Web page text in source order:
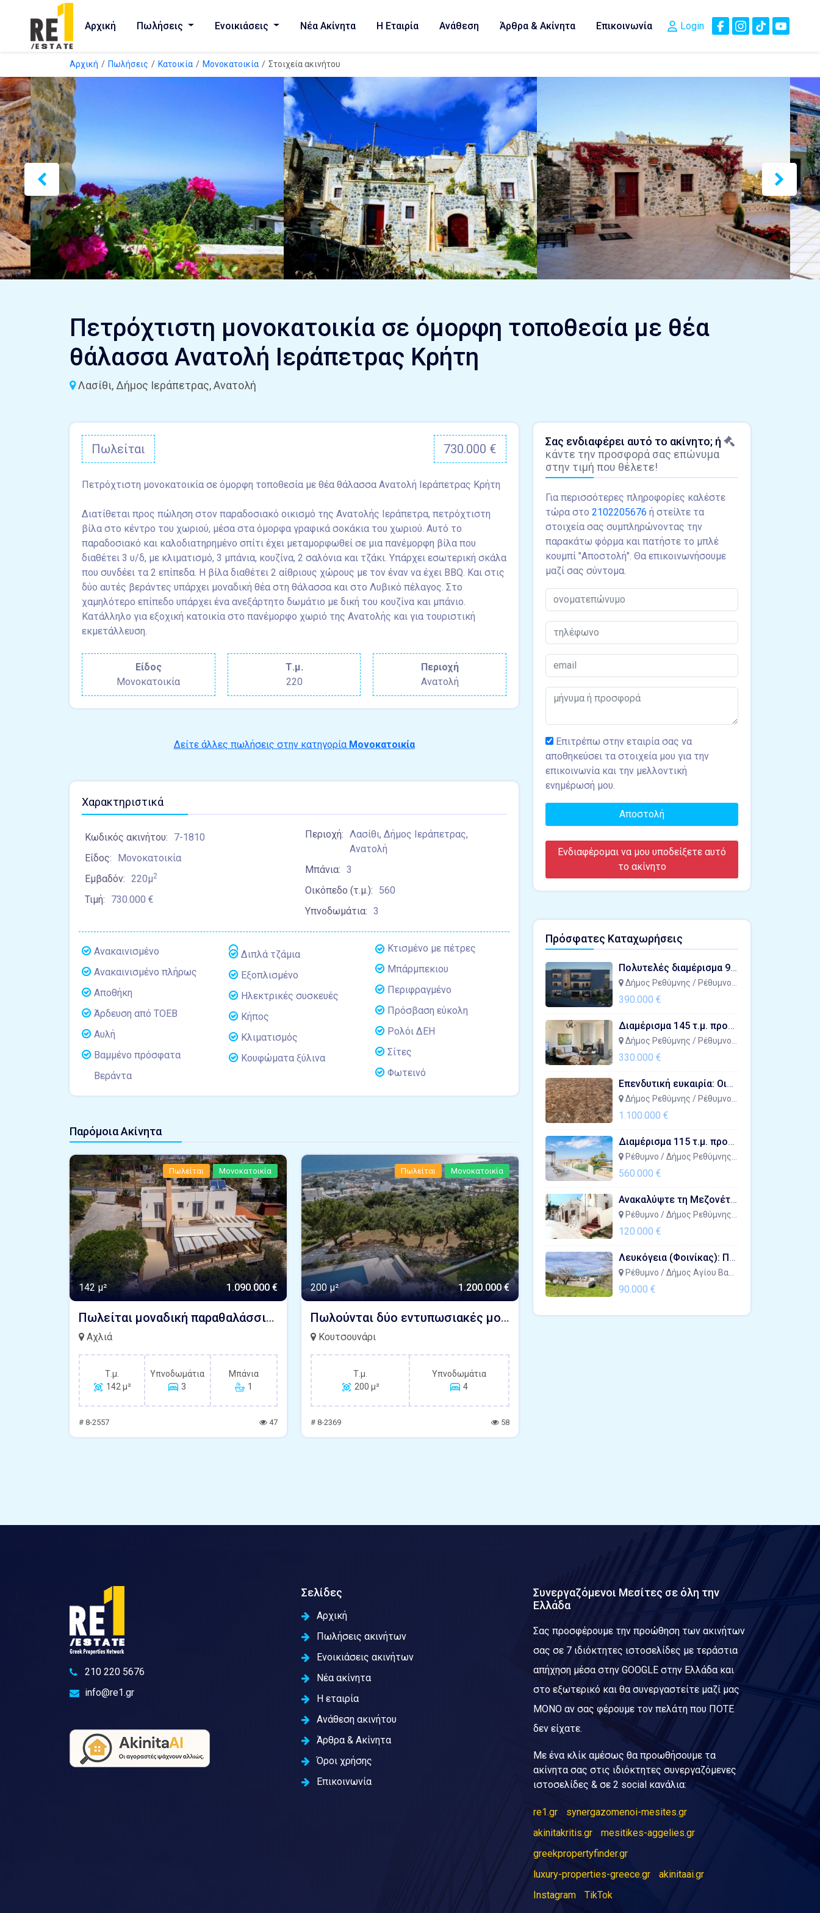
Αρχική Πωλήσεις Ενοικιάσεις Νέα Ακίνητα Η Εταιρία Ανάθεση Άρθρα & Ακίνητα Επικοινωνία Login
Αρχική Πωλήσεις Κατοικία Μονοκατοικία Στοιχεία ακινήτου
Πετρόχτιστη μονοκατοικία σε όμορφη τοποθεσία με θέα
θάλασσα Ανατολή Ιεράπετρας Κρήτη
Λασίθι, Δήμος Ιεράπετρας, Ανατολή
Πωλείται 730.000 €
Πετρόχτιστη μονοκατοικία σε όμορφη τοποθεσία με θέα θάλασσα Ανατολή Ιεράπετρας Κρήτη
Διατίθεται προς πώληση στον παραδοσιακό οικισμό της Ανατολής Ιεράπετρα, πετρόχτιστη
βίλα στο κέντρο του χωριού, μέσα στα όμορφα γραφικά σοκάκια του χωριού. Αυτό το
παραδοσιακό και καλοδιατηρημένο σπίτι έχει μεταμορφωθεί σε μια πανέμορφη βίλα που
διαθέτει 3 υ/δ, με κλιματισμό, 3 μπάνια, κουζίνα, 2 σαλόνια και τζάκι. Υπάρχει εσωτερική σκάλα
που συνδέει τα 2 επίπεδα. Η βίλα διαθέτει 2 αίθριους χώρους με τον έναν να έχει BBQ. Και στις
δύο αυτές βεράντες υπάρχει μοναδική θέα στη θάλασσα και στο Λυβικό πέλαγος. Στο
χαμηλότερο επίπεδο υπάρχει ένα ανεξάρτητο δωμάτιο με δική του κουζίνα και μπάνιο.
Κατάλληλο για εξοχική κατοικία στο πανέμορφο χωριό της Ανατολής και για τουριστική
εκμετάλλευση.
Είδος
Μονοκατοικία
Τ.μ.
220
Περιοχή
Ανατολή
Δείτε άλλες πωλήσεις στην κατηγορία Μονοκατοικία
Χαρακτηριστικά
Κωδικός ακινήτου:
7-1810
Είδος:
Μονοκατοικία
Εμβαδόν: 220μ2
Τιμή: 730.000 €
Περιοχή: Λασίθι, Δήμος Ιεράπετρας,
Ανατολή
Μπάνια: 3
Οικόπεδο (τ.μ.):
560
Υπνοδωμάτια: 3
Ανακαινισμένο
Ανακαινισμένο πλήρως
Αποθήκη
Άρδευση από ΤΟΕΒ
Αυλή
Βαμμένο πρόσφατα
Βεράντα
Διπλά τζάμια
Εξοπλισμένο
Ηλεκτρικές συσκευές
Κήπος
Κλιματισμός
Κουφώματα ξύλινα
Κτισμένο με πέτρες
Μπάρμπεκιου
Περιφραγμένο
Πρόσβαση εύκολη
Ρολόι ΔΕΗ
Σίτες
Φωτεινό
Παρόμοια Ακίνητα
Πωλείται Μονοκατοικία
142 μ² 1.090.000 €
Πωλείται μοναδική παραθαλάσσια μονοκατοικία με καταπληκτική θέα θάλασσα Γαλήνη Ιεράπετρας Κρήτης
Αχλιά
Τ.μ.
142 μ²
Υπνοδωμάτια
3
Μπάνια
1
# 8-2557 47
Πωλείται Μονοκατοικία
200 μ² 1.200.000 €
Πωλούνται δύο εντυπωσιακές μονοκατοικίες με πισίνα, πανέμορφο κήπο και ανεμπόδιστη θέα θάλασσα Κουτσουνάρι Ιεράπετρας Κρήτη
Κουτσουνάρι
Τ.μ.
200 μ²
Υπνοδωμάτια
4
# 8-2369 58
Σας ενδιαφέρει αυτό το ακίνητο; ή
κάντε την προσφορά σας επώνυμα
στην τιμή που θέλετε!
Για περισσότερες πληροφορίες καλέστε
τώρα στο 2102205676 ή στείλτε τα
στοιχεία σας συμπληρώνοντας την
παρακάτω φόρμα και πατήστε το μπλέ
κουμπί "Αποστολή". Θα επικοινωνήσουμε
μαζί σας σύντομα.
Επιτρέπω στην εταιρία σας να
αποθηκεύσει τα στοιχεία μου για την
επικοινωνία και την μελλοντική
ενημέρωσή μου.
Αποστολή
Ενδιαφέρομαι να μου υποδείξετε αυτό
το ακίνητο
Πρόσφατες Καταχωρήσεις
Πολυτελές διαμέρισμα 94 τ.μ. στον Μασταμπά (Ρέθυμνο) με γκαράζ και αποθήκη
Δήμος Ρεθύμνης / Ρέθυμνο / Μασταμπάς
390.000 €
Διαμέρισμα 145 τ.μ. προς πώληση στον Μασταμπά (Ρέθυμνο) - Ιδανικό για επένδυση
Δήμος Ρεθύμνης / Ρέθυμνο / Μασταμπάς
330.000 €
Επενδυτική ευκαιρία: Οικόπεδο 2542 τ.μ. στην Πλατανιά (Ρέθυμνο) 50 μέτρα από τη Μάχης Κρήτης
Δήμος Ρεθύμνης / Ρέθυμνο / Πλατανιάς
1.100.000 €
Διαμέρισμα 115 τ.μ. προς πώληση στην Εβλιγιάς - Καλλιθέα, με 3 υπνοδωμάτια και βεράντα
Ρέθυμνο / Δήμος Ρεθύμνης / Ρέθυμνο
560.000 €
Ανακαλύψτε τη Μεζονέτα σας στη Μαρουλά, Ρέθυμνο - Πωλήσεις
Ρέθυμνο / Δήμος Ρεθύμνης / Μαρουλάς
120.000 €
Λευκόγεια (Φοινίκας): Πωλείται οικόπεδο 556 τ.μ. με δυνατότητα δόμησης 400 τ.μ. - Τιμή 90.000 ευρώ
Ρέθυμνο / Δήμος Αγίου Βασιλείου / Λευκόγεια
90.000 €
210 220 5676
info@re1.gr
Σελίδες
Αρχική
Πωλήσεις ακινήτων
Ενοικιάσεις ακινήτων
Νέα ακίνητα
Η εταιρία
Ανάθεση ακινήτου
Άρθρα & Ακίνητα
Όροι χρήσης
Επικοινωνία
Συνεργαζόμενοι Μεσίτες σε όλη την
Ελλάδα
Σας προσφέρουμε την προώθηση των ακινήτων
σας σε 7 ιδιόκτητες ιστοσελίδες με τεράστια
απήχηση μέσα στην GOOGLE στην Ελλάδα και
στο εξωτερικό και θα συνεργαστείτε μαζί μας
ΜΟΝΟ αν σας φέρουμε τον πελάτη που ΠΟΤΕ
δεν είχατε.
Με ένα κλίκ αμέσως θα προωθήσουμε τα
ακίνητα σας στις ιδιόκτητες συνεργαζόμενες
ιστοσελίδες & σε 2 social κανάλια:
re1.gr
synergazomenoi-mesites.gr
akinitakritis.gr
mesitikes-aggelies.gr
greekpropertyfinder.gr
luxury-properties-greece.gr
akinitaai.gr
Instagram
TikTok